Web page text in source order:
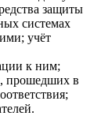
защиты
системах
учёт
к ним;
прошедших в